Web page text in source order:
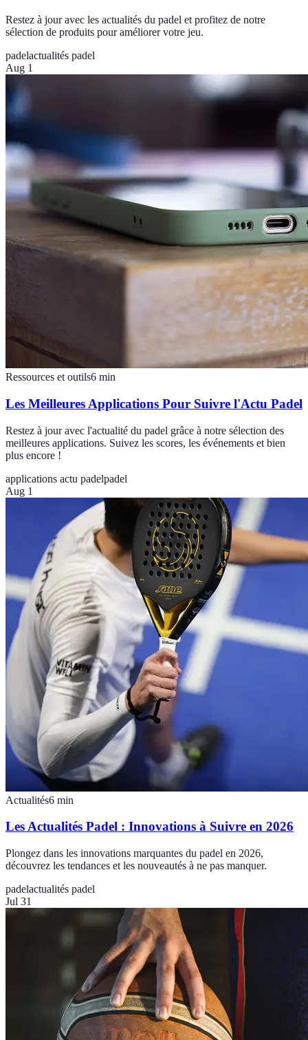
Restez à jour avec les actualités du padel et profitez de notre
sélection de produits pour améliorer votre jeu.
padelactualités padel
Aug 1
Ressources et outils6 min
Les Meilleures Applications Pour Suivre l'Actu Padel
Restez à jour avec l'actualité du padel grâce à notre sélection des
meilleures applications. Suivez les scores, les événements et bien
plus encore !
applications actu padelpadel
Aug 1
Actualités6 min
Les Actualités Padel : Innovations à Suivre en 2026
Plongez dans les innovations marquantes du padel en 2026,
découvrez les tendances et les nouveautés à ne pas manquer.
padelactualités padel
Jul 31